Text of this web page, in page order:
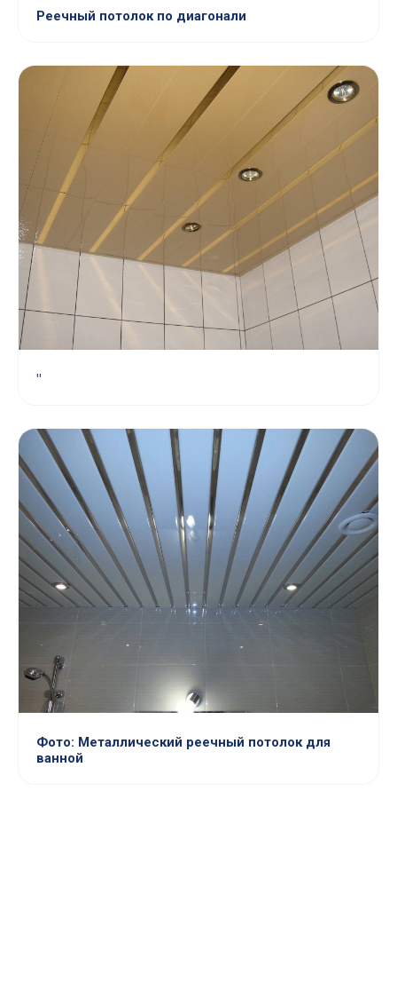
Реечный потолок по диагонали
"
Фото: Металлический реечный потолок для
ванной